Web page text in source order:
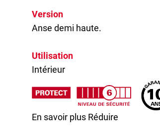
Version
Anse demi haute.
Utilisation
Intérieur
En savoir plus Réduire